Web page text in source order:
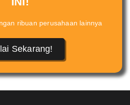
ribuan perusahaan lainnya
Sekarang!